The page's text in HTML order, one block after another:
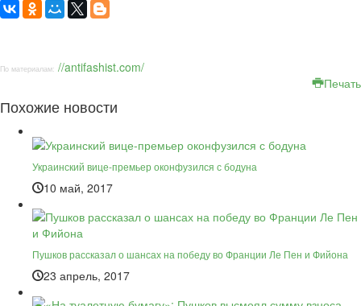
По материалам: //antifashist.com/
Печать
Похожие новости
Украинский вице-премьер оконфузился с бодуна
10 май, 2017
Пушков рассказал о шансах на победу во Франции Ле Пен и Фийона
23 апрель, 2017